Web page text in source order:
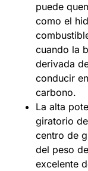
puede
como el
cuando la
derivada
conducir
carbono.
La alta
giratorio
centro de
del peso
excelente